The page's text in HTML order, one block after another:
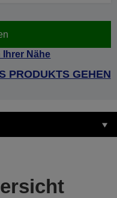
Nähe
PRODUKTS GEHEN